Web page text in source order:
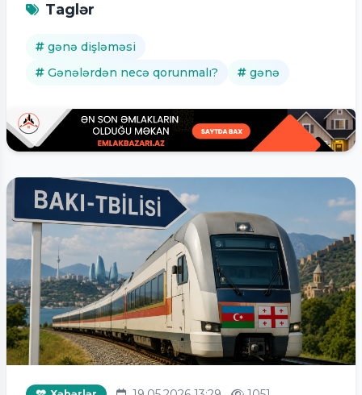
Taglər
gənə dişləməsi
Gənələrdən necə qorunmalı?
gənə